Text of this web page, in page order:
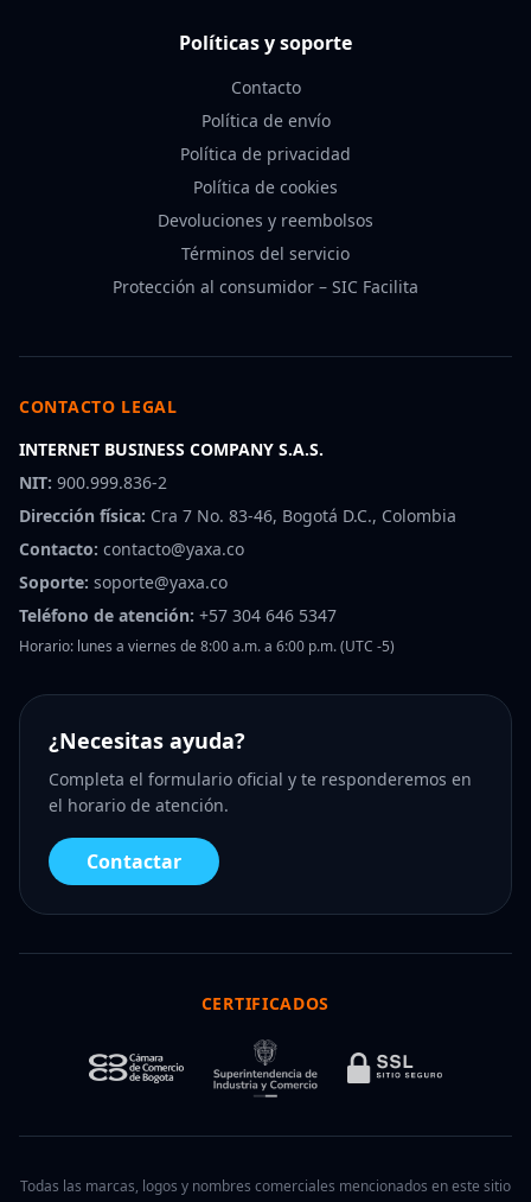
Políticas y soporte
Contacto
Política de envío
Política de privacidad
Política de cookies
Devoluciones y reembolsos
Términos del servicio
Protección al consumidor – SIC Facilita
CONTACTO LEGAL
INTERNET BUSINESS COMPANY S.A.S.
NIT: 900.999.836-2
Dirección física: Cra 7 No. 83-46, Bogotá D.C., Colombia
Contacto: contacto@yaxa.co
Soporte: soporte@yaxa.co
Teléfono de atención: +57 304 646 5347
Horario: lunes a viernes de 8:00 a.m. a 6:00 p.m. (UTC -5)
¿Necesitas ayuda?
Completa el formulario oficial y te responderemos en
el horario de atención.
Contactar
CERTIFICADOS
Todas las marcas, logos y nombres comerciales mencionados en este sitio